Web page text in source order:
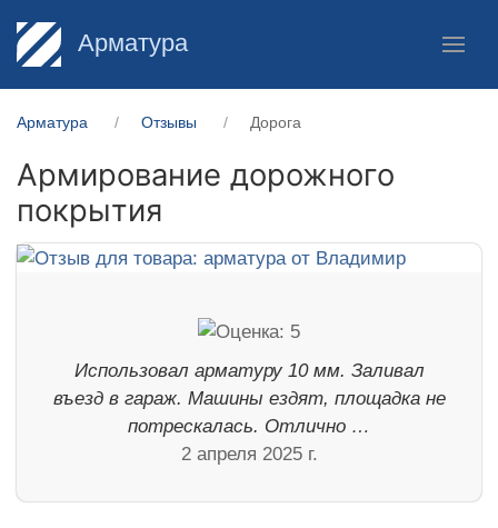
Арматура
Арматура Отзывы Дорога
Армирование дорожного
покрытия
Использовал арматуру 10 мм. Заливал
въезд в гараж. Машины ездят, площадка не
потрескалась. Отлично …
2 апреля 2025 г.